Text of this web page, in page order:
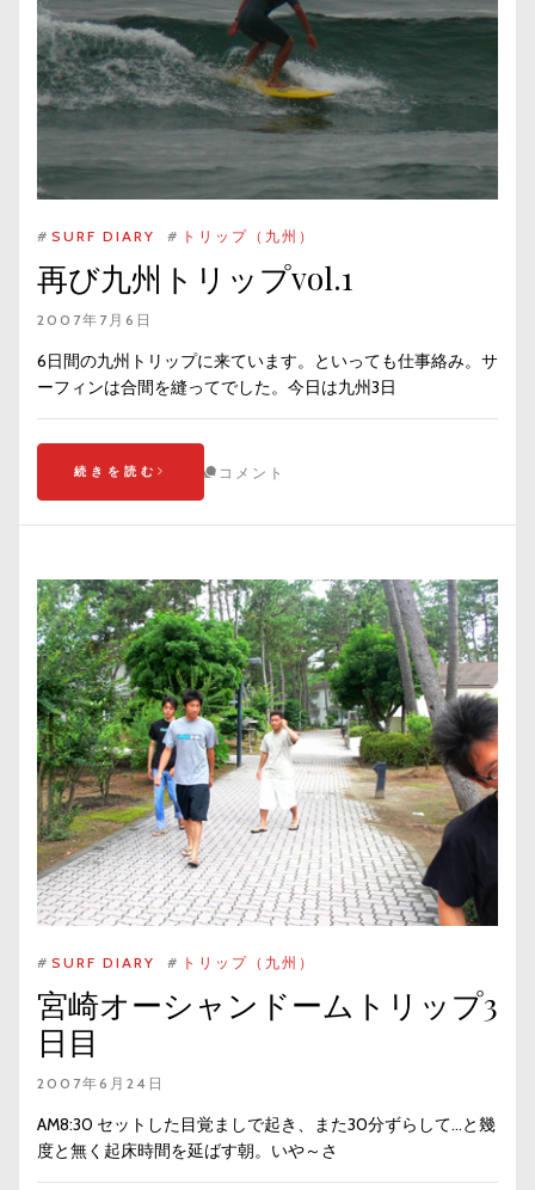
# SURF DIARY # トリップ（九州）
再び九州トリップvol.1
2007年7月6日
6日間の九州トリップに来ています。といっても仕事絡み。サ
ーフィンは合間を縫ってでした。今日は九州3日
続きを読む コメント
# SURF DIARY # トリップ（九州）
宮崎オーシャンドームトリップ3
日目
2007年6月24日
AM8:30 セットした目覚ましで起き、また30分ずらして…と幾
度と無く起床時間を延ばす朝。いや～さ